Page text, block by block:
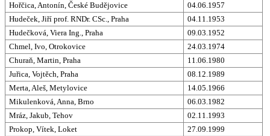
Hořčica, Antonín, České Budějovice
04.06.1957
Hudeček, Jiří prof. RNDr. CSc., Praha
04.11.1953
Hudečková, Viera Ing., Praha
09.03.1952
Chmel, Ivo, Otrokovice
24.03.1974
Churaň, Martin, Praha
11.06.1980
Juřica, Vojtěch, Praha
08.12.1989
Merta, Aleš, Metylovice
14.05.1966
Mikulenková, Anna, Brno
06.03.1982
Mráz, Jakub, Tehov
02.11.1993
Prokop, Vítek, Loket
27.09.1999